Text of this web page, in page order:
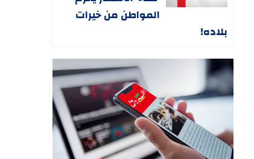
المواطن من خيرات
بلاده!